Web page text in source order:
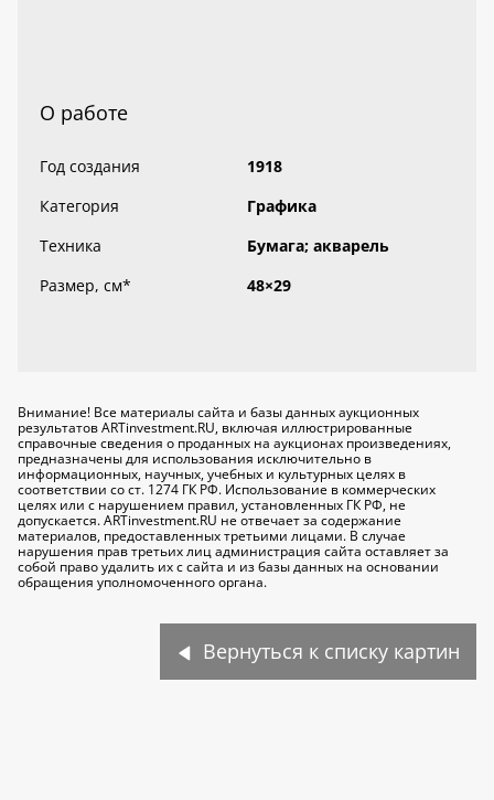
О работе
Год создания
1918
Категория
Графика
Техника
Бумага; акварель
Размер, см* 48×29
Внимание! Все материалы сайта и базы данных аукционных
результатов ARTinvestment.RU, включая иллюстрированные
справочные сведения о проданных на аукционах произведениях,
предназначены для использования исключительно в
информационных, научных, учебных и культурных целях в
соответствии со ст. 1274 ГК РФ. Использование в коммерческих
целях или с нарушением правил, установленных ГК РФ, не
допускается. ARTinvestment.RU не отвечает за содержание
материалов, предоставленных третьими лицами. В случае
нарушения прав третьих лиц администрация сайта оставляет за
собой право удалить их с сайта и из базы данных на основании
обращения уполномоченного органа.
Вернуться к списку картин